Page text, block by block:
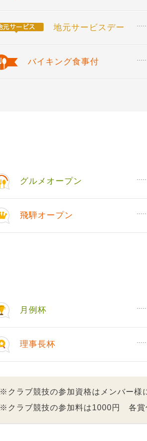
地元サービスデー
バイキング食事付
グルメオープン
飛騨オープン
月例杯
理事長杯
※クラブ競技の参加資格はメンバー様
※クラブ競技の参加料は1000円 各賞